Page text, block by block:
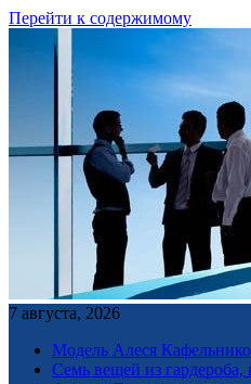
Перейти к содержимому
7 августа, 2026
Модель Алеся
Семь вещей из гардероба,